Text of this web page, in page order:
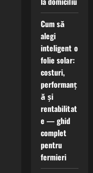
Cum să
alegi
inteligent o
folie solar:
costuri,
performanț
ă și
rentabilitat
e — ghid
complet
pentru
fermieri